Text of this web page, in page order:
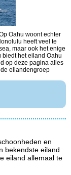
Oahu woont echter
heeft veel te
maar ook het enige
biedt het eiland Oahu
op deze pagina alles
eilandengroep
en
bekendste eiland
eiland allemaal te